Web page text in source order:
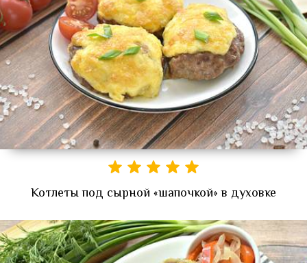
Котлеты под сырной «шапочкой» в духовке